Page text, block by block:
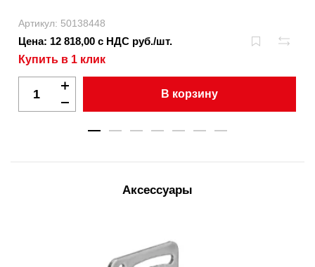
Артикул: 50138448
Цена: 12 818,00 с НДС руб./шт.
Купить в 1 клик
В корзину
Аксессуары